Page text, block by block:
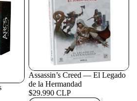
Assassin’s Creed — El Legado
de la Hermandad
$29.990 CLP